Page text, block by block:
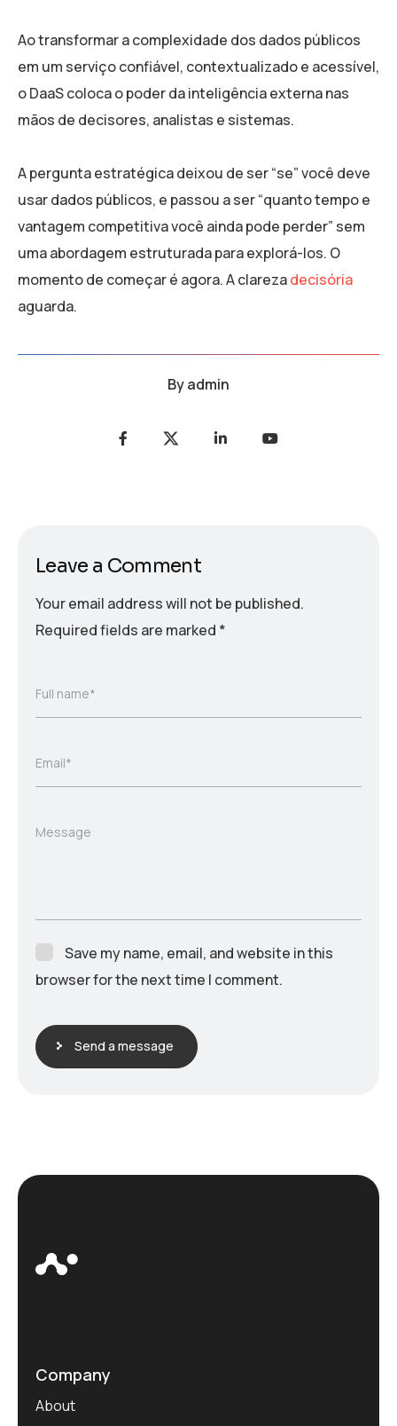
Ao transformar a complexidade dos dados públicos
em um serviço confiável, contextualizado e acessível,
o DaaS coloca o poder da inteligência externa nas
mãos de decisores, analistas e sistemas.
A pergunta estratégica deixou de ser “se” você deve
usar dados públicos, e passou a ser “quanto tempo e
vantagem competitiva você ainda pode perder” sem
uma abordagem estruturada para explorá-los. O
momento de começar é agora. A clarezadecisória
aguarda.
Byadmin
Leave a Comment
Your email address will not be published.
Required fields are marked *
Full name*
Email*
Message
Save my name, email, and website in this
browser for the next time I comment.
Send a message
Company
About